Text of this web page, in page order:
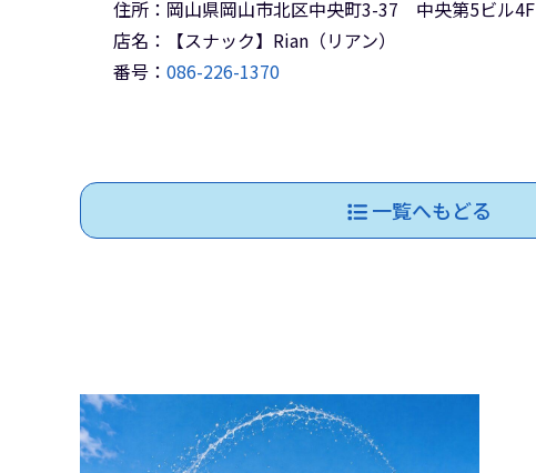
住所：岡山県岡山市北区中央町3-37 中央第5ビル4F
店名：【スナック】Rian（リアン）
番号： 086-226-1370
一覧へもどる